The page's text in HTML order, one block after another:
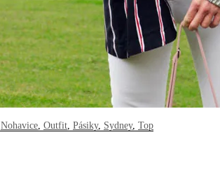
Nohavice, Outfit, Pásiky, Sydney, Top